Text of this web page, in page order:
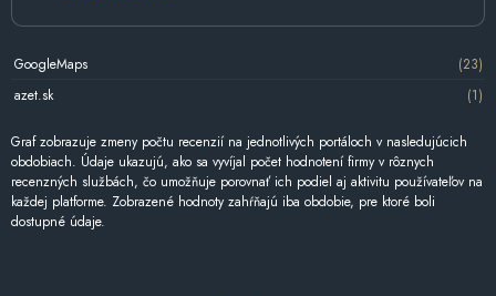
GoogleMaps
(23)
azet.sk
(1)
Graf zobrazuje zmeny počtu recenzií na jednotlivých portáloch v nasledujúcich
obdobiach. Údaje ukazujú, ako sa vyvíjal počet hodnotení firmy v rôznych
recenzných službách, čo umožňuje porovnať ich podiel aj aktivitu používateľov na
každej platforme. Zobrazené hodnoty zahŕňajú iba obdobie, pre ktoré boli
dostupné údaje.